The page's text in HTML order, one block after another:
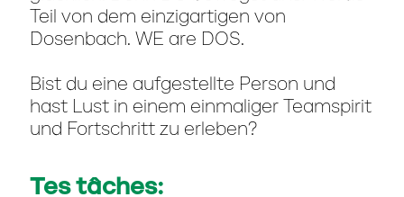
Teil von dem einzigartigen von
Dosenbach. WE are DOS.
Bist du eine aufgestellte Person und
hast Lust in einem einmaliger Teamspirit
und Fortschritt zu erleben?
Tes tâches: